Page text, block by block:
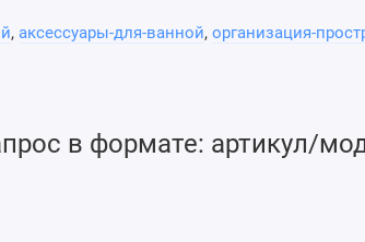
, аксессуары-для-ванной, организация-
в формате: артикул/